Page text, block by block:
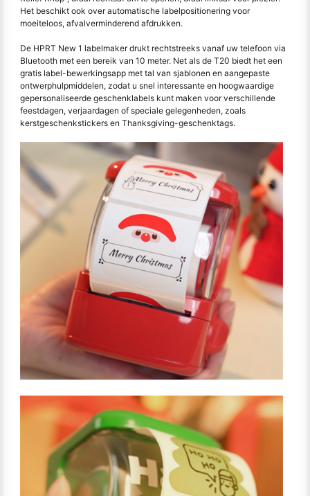
Het beschikt ook over automatische labelpositionering voor
moeiteloos, afvalverminderend afdrukken.
De HPRT New 1 labelmaker drukt rechtstreeks vanaf uw telefoon via
Bluetooth met een bereik van 10 meter. Net als de T20 biedt het een
gratis label-bewerkingsapp met tal van sjablonen en aangepaste
ontwerphulpmiddelen, zodat u snel interessante en hoogwaardige
gepersonaliseerde geschenklabels kunt maken voor verschillende
feestdagen, verjaardagen of speciale gelegenheden, zoals
kerstgeschenkstickers en Thanksgiving-geschenktags.